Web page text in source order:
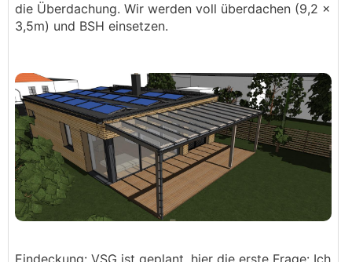
die Überdachung. Wir werden voll überdachen (9,2 x
3,5m) und BSH einsetzen.
Eindeckung: VSG ist geplant, hier die erste Frage: Ich